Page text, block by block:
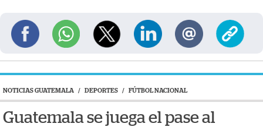
NOTICIAS GUATEMALA / DEPORTES / FÚTBOL NACIONAL
Guatemala se juega el pase al